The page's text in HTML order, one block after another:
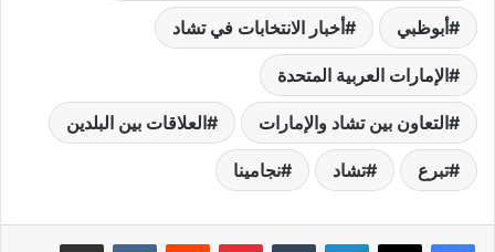
أبوظبي أخبار الانتخابات في تشاد
الإمارات العربية المتحدة
التعاون بين تشاد والإمارات العلاقات بين البلدين
تبرع تشاد نجامينا
لينكدإن بينتيريست